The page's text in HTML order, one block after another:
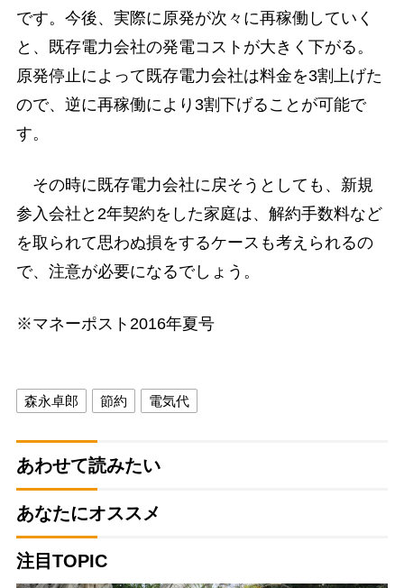
です。今後、実際に原発が次々に再稼働していく
と、既存電力会社の発電コストが大きく下がる。
原発停止によって既存電力会社は料金を3割上げた
ので、逆に再稼働により3割下げることが可能で
す。
その時に既存電力会社に戻そうとしても、新規
参入会社と2年契約をした家庭は、解約手数料など
を取られて思わぬ損をするケースも考えられるの
で、注意が必要になるでしょう。
※マネーポスト2016年夏号
森永卓郎 節約 電気代
あわせて読みたい
あなたにオススメ
注目TOPIC